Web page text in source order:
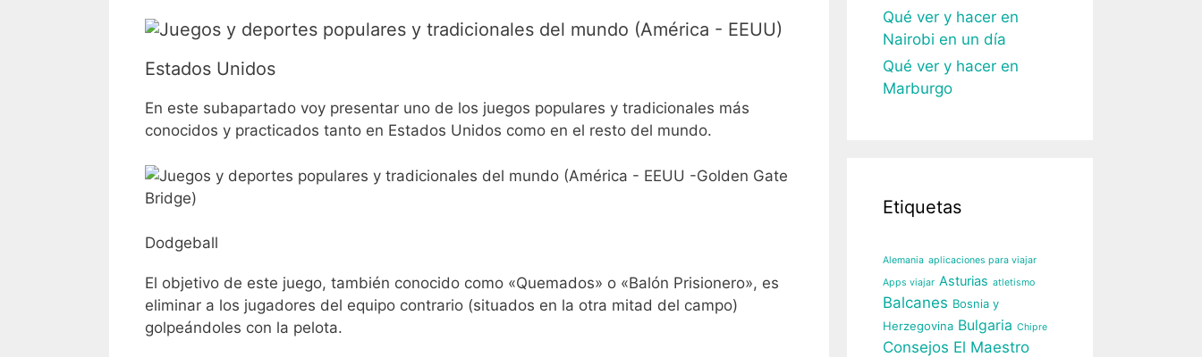
Estados Unidos
En este subapartado voy presentar uno de los juegos populares y tradicionales más
conocidos y practicados tanto en Estados Unidos como en el resto del mundo.
Dodgeball
El objetivo de este juego, también conocido como «Quemados» o «Balón Prisionero», es
eliminar a los jugadores del equipo contrario (situados en la otra mitad del campo)
golpeándoles con la pelota.
Qué ver y hacer en
Nairobi en un día
Qué ver y hacer en
Marburgo
Etiquetas
Alemania aplicaciones para viajar
Apps viajar Asturias atletismo
Balcanes Bosnia y
Herzegovina Bulgaria Chipre
Consejos El Maestro